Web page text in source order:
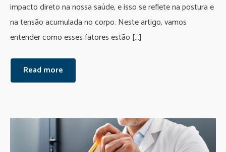
impacto direto na nossa saúde, e isso se reflete na postura e
na tensão acumulada no corpo. Neste artigo, vamos
entender como esses fatores estão […]
Read more